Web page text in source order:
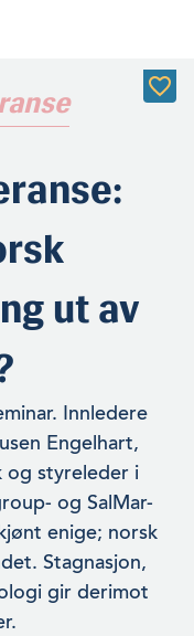
ut av
Innledere
Engelhart,
og styreleder i
og SalMar-
enige; norsk
Stagnasjon,
gir derimot